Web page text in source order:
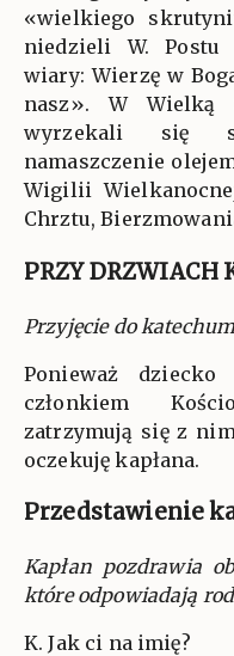
«wielkiego
niedzieli W. Postu
wiary: Wierzę w
nasz». W Wielką
wyrzekali się
namaszczenie
Wigilii
Chrztu,
PRZY DRZWIACH
Przyjęcie do
Ponieważ
członkiem
zatrzymują się z
oczekuję kapłana.
Przedstawienie
Kapłan pozdrawia
które odpowiadają
K. Jak ci na imię?